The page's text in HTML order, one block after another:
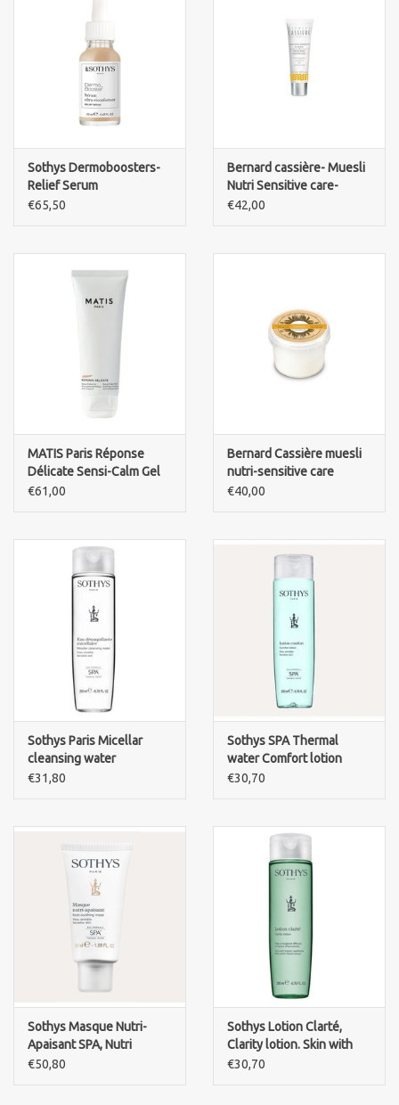
Sothys Dermoboosters-
Relief Serum
€65,50
Bernard cassière- Muesli
Nutri Sensitive care-
Crème apaisante
€42,00
MATIS Paris Réponse
Délicate Sensi-Calm Gel
€61,00
Bernard Cassière muesli
nutri-sensitive care
soothing Skyr mask
€40,00
Sothys Paris Micellar
cleansing water
€31,80
Sothys SPA Thermal
water Comfort lotion
sensitive skin.200ml
€30,70
Sothys Masque Nutri-
Apaisant SPA, Nutri
soothing mask sensitive
€50,80
Sothys Lotion Clarté,
Clarity lotion. Skin with
fragile cappilaires
€30,70